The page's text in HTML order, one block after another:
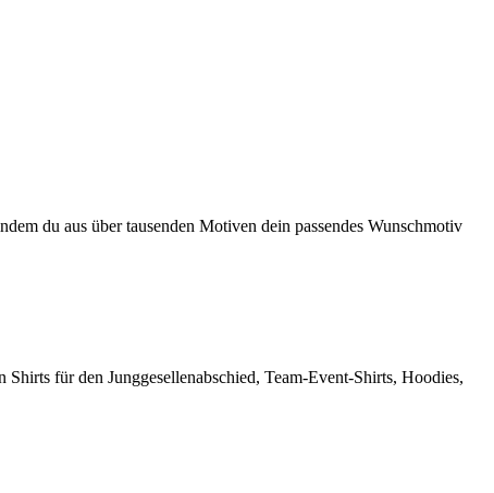
du aus über tausenden Motiven dein passendes Wunschmotiv
für den Junggesellenabschied, Team-Event-Shirts, Hoodies,